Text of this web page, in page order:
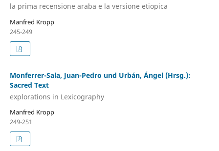
la prima recensione araba e la versione etiopica
Manfred Kropp
245-249
Monferrer-Sala, Juan-Pedro und Urbán, Ángel (Hrsg.):
Sacred Text
explorations in Lexicography
Manfred Kropp
249-251